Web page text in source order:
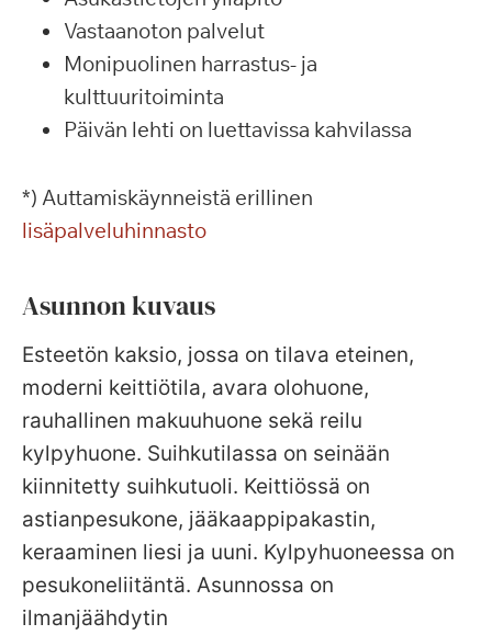
Vastaanoton palvelut
Monipuolinen harrastus- ja
kulttuuritoiminta
Päivän lehti on luettavissa kahvilassa
*) Auttamiskäynneistä erillinen
lisäpalveluhinnasto
Asunnon kuvaus
Esteetön kaksio, jossa on tilava eteinen,
moderni keittiötila, avara olohuone,
rauhallinen makuuhuone sekä reilu
kylpyhuone. Suihkutilassa on seinään
kiinnitetty suihkutuoli. Keittiössä on
astianpesukone, jääkaappipakastin,
keraaminen liesi ja uuni. Kylpyhuoneessa on
pesukoneliitäntä. Asunnossa on
ilmanjäähdytin